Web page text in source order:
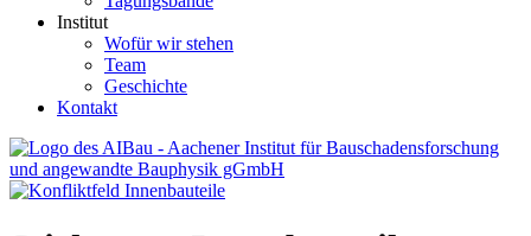
Institut
Wofür wir stehen
Team
Geschichte
Kontakt
angewandte Bauphysik